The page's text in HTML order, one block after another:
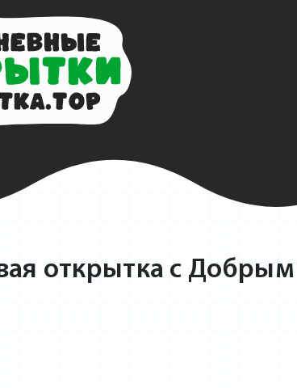
открытка с